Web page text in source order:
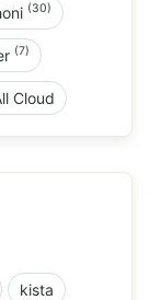
(30)
(7)
Cloud
kista